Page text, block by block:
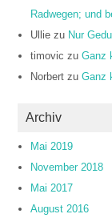
Radwegen; und
Ullie zu Nur
timovic zuGanz
Norbert zuGanz
Archiv
Mai 2019
November 2018
Mai 2017
August 2016